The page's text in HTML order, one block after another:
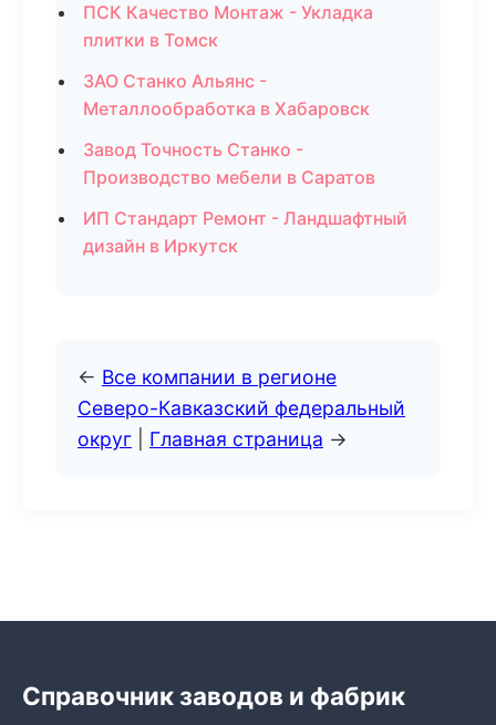
ПСК Качество Монтаж - Укладка
плитки в Томск
ЗАО Станко Альянс -
Металлообработка в Хабаровск
Завод Точность Станко -
Производство мебели в Саратов
ИП Стандарт Ремонт - Ландшафтный
дизайн в Иркутск
← Все компании в регионе
Северо-Кавказский федеральный
округ
Главная страница →
Справочник заводов и фабрик